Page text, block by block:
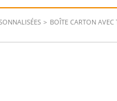
BOÎTE CARTON